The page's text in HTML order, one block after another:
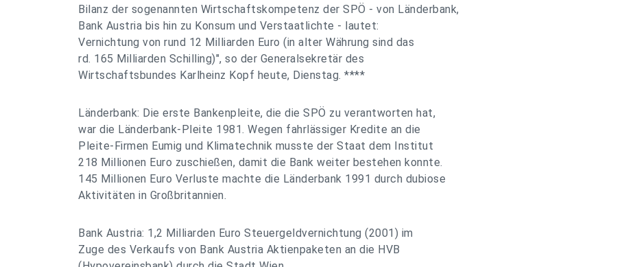
Bilanz der sogenannten Wirtschaftskompetenz der SPÖ - von Länderbank,
Bank Austria bis hin zu Konsum und Verstaatlichte - lautet:
Vernichtung von rund 12 Milliarden Euro (in alter Währung sind das
rd. 165 Milliarden Schilling)", so der Generalsekretär des
Wirtschaftsbundes Karlheinz Kopf heute, Dienstag. ****
Länderbank: Die erste Bankenpleite, die die SPÖ zu verantworten hat,
war die Länderbank-Pleite 1981. Wegen fahrlässiger Kredite an die
Pleite-Firmen Eumig und Klimatechnik musste der Staat dem Institut
218 Millionen Euro zuschießen, damit die Bank weiter bestehen konnte.
145 Millionen Euro Verluste machte die Länderbank 1991 durch dubiose
Aktivitäten in Großbritannien.
Bank Austria: 1,2 Milliarden Euro Steuergeldvernichtung (2001) im
Zuge des Verkaufs von Bank Austria Aktienpaketen an die HVB